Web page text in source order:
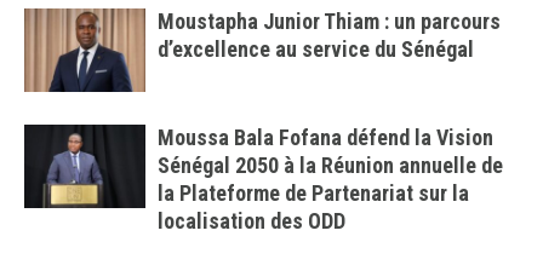
Moustapha Junior Thiam : un parcours
d’excellence au service du Sénégal
Moussa Bala Fofana défend la Vision
Sénégal 2050 à la Réunion annuelle de
la Plateforme de Partenariat sur la
localisation des ODD